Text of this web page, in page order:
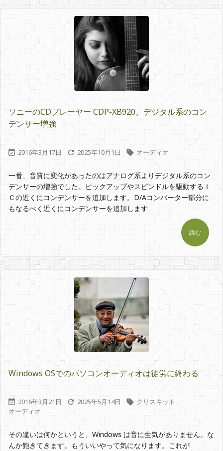
ソニーのCDプレーヤー CDP-XB920、デジタル系のコン
デンサー増強
 2016年3月17日  2025年10月1日  オーディオ
一番、音質に変化があったのはアナログ系よりデジタル系のコン
デンサーの増強でした。ピックアップやスピンドルを駆動するＩ
Ｃの近くにコンデンサーを追加します。D/Aコンバーター部分に
もなるべく近くにコンデンサーを追加します
読む
Windows OSでのパソコンオーディオは徒労に終わる
 2016年3月21日  2025年5月14日  クリスキット ,
オーディオ
その違いは何かというと、Windows は音に生気がありません。な
んか飽きてきます。もういいやって気になります。これが